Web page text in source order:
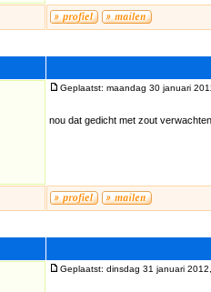
Geplaatst: maandag 30 januari
nou dat gedicht met zout
Geplaatst: dinsdag 31 januari